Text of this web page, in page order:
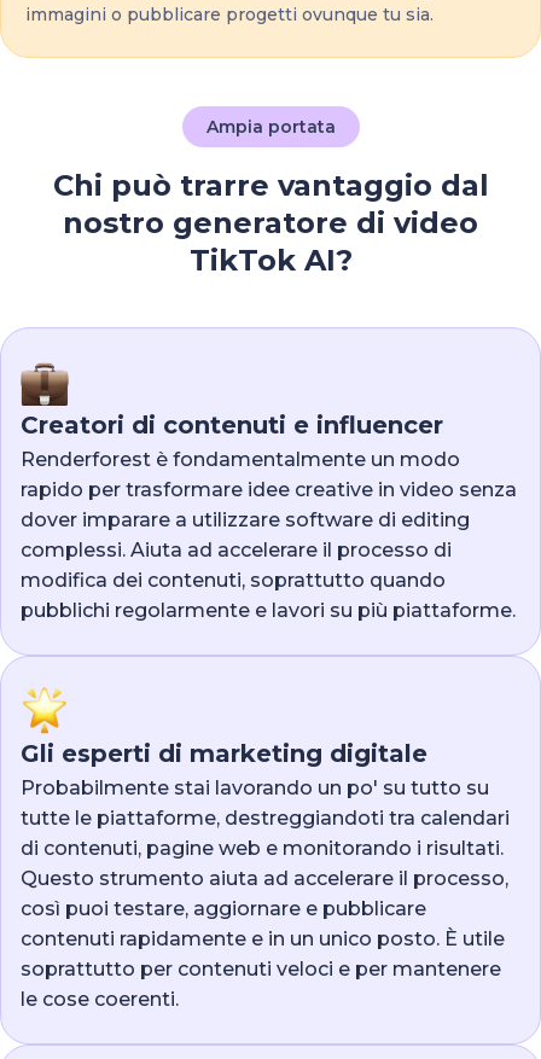
immagini o pubblicare progetti ovunque tu sia.
Ampia portata
Chi può trarre vantaggio dal
nostro generatore di video
TikTok AI?
Creatori di contenuti e influencer
Renderforest è fondamentalmente un modo
rapido per trasformare idee creative in video senza
dover imparare a utilizzare software di editing
complessi. Aiuta ad accelerare il processo di
modifica dei contenuti, soprattutto quando
pubblichi regolarmente e lavori su più piattaforme.
Gli esperti di marketing digitale
Probabilmente stai lavorando un po' su tutto su
tutte le piattaforme, destreggiandoti tra calendari
di contenuti, pagine web e monitorando i risultati.
Questo strumento aiuta ad accelerare il processo,
così puoi testare, aggiornare e pubblicare
contenuti rapidamente e in un unico posto. È utile
soprattutto per contenuti veloci e per mantenere
le cose coerenti.